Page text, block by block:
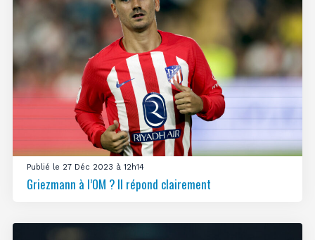
Publié le 27 Déc 2023 à 12h14
Griezmann à l’OM ? Il répond clairement